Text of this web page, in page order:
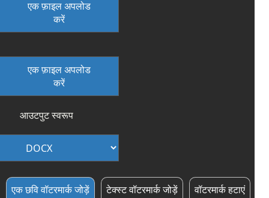
एक फ़ाइल अपलोड
करें
एक फ़ाइल अपलोड
करें
आउटपुट स्वरूप
एक छवि वॉटरमार्क जोड़ें टेक्स्ट वॉटरमार्क जोड़ें वॉटरमार्क हटाएं